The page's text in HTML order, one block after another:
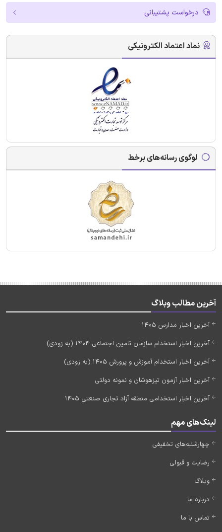
درخواست پشتیبانی
نماد اعتماد الکترونیکی
لوگوی رسانه‌های برخط
آخرین مطالب وبلاگ
آخرین اخبار مدارس 1405
آخرین اخبار استخدام سازمان تامین اجتماعی 1404 (به زودی)
آخرین اخبار استخدام آموزش و پرورش 1405 (به زودی)
آخرین اخبار آزمون تیزهوشان و نمونه دولتی
آخرین اخبار استخدامی منطقه آزاد تجاری صنعتی 1405
لینک‌های مهم
چهارشنبه‌های تخفیفی
رضایت و قبولی
وبلاگ
درباره ما
تماس با ما